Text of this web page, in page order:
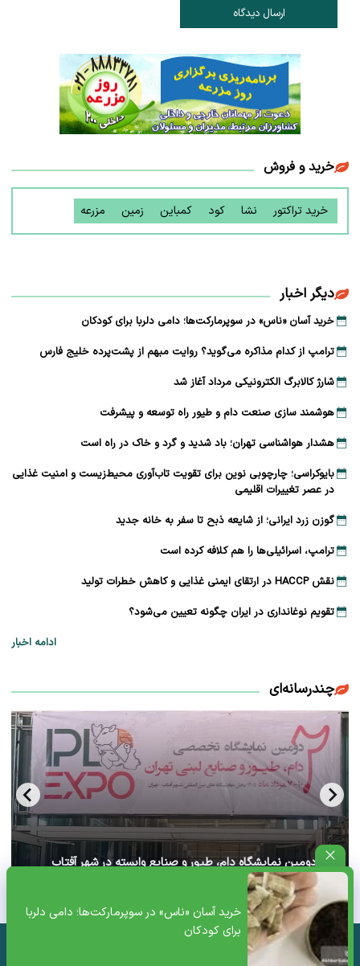
خرید آسان «ناس» در سوپرمارکت‌ها؛ دامی دلربا
برای کودکان
ارسال دیدگاه
خرید و فروش
خرید تراکتور نشا کود کمباین زمین مزرعه
دیگر اخبار
خرید آسان «ناس» در سوپرمارکت‌ها؛ دامی دلربا برای کودکان
ترامپ از کدام مذاکره می‌گوید؟ روایت مبهم از پشت‌پرده خلیج فارس
شارژ کالابرگ الکترونیکی مرداد آغاز شد
هوشمند سازی صنعت دام و طیور راه توسعه و پیشرفت
هشدار هواشناسی تهران؛ باد شدید و گرد و خاک در راه است
بایوکراسی؛ چارچوبی نوین برای تقویت تاب‌آوری محیط‌زیست و امنیت غذایی
در عصر تغییرات اقلیمی
گوزن زرد ایرانی؛ از شایعه ذبح تا سفر به خانه جدید
ترامپ، اسرائیلی‌ها را هم کلافه کرده است
نقش HACCP در ارتقای ایمنی غذایی و کاهش خطرات تولید
تقویم نوغانداری در ایران چگونه تعیین می‌شود؟
ادامه اخبار
چندرسانه‌ای
آغاز دومین نمایشگاه دام، طیور و صنایع وابسته در شهر آفتاب
تهران+ ویدئو